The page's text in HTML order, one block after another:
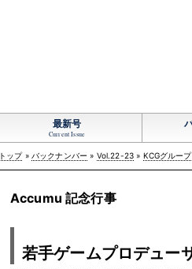
最新号
Current Issue
トップ» バックナンバー » Vol.22-23 » KCGグルー
Accumu 記念行事
若手ゲームプロデュー